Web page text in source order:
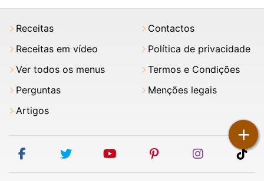
+
Receitas
Receitas em vídeo
Ver todos os menus
Perguntas
Artigos
Contactos
Política de privacidade
Termos e Condições
Menções legais
facebooktwitter youtubepinterestinstagram